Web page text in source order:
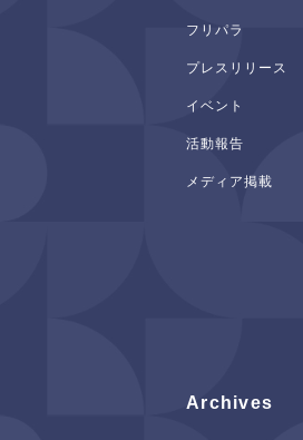
フリパラ
プレスリリース
イベント
活動報告
メディア掲載
Archives